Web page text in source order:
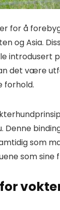
for å
og Asia.
introdusert
det være
forhold.
Denne
som
som